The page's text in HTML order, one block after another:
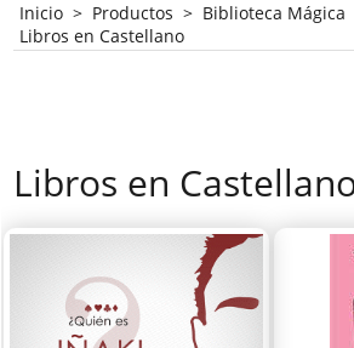
Inicio > Productos > Biblioteca Mágica
Libros en Castellano
Libros en